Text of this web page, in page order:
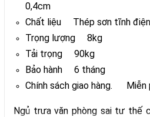
0,4cm
Chất liệu Thép sơn tĩnh
Trọng lượng 8kg
Tải trọng 90kg
Bảo hành 6 tháng
Chính sách giao hàng. Miễn
Ngủ trưa văn phòng sai tư thế